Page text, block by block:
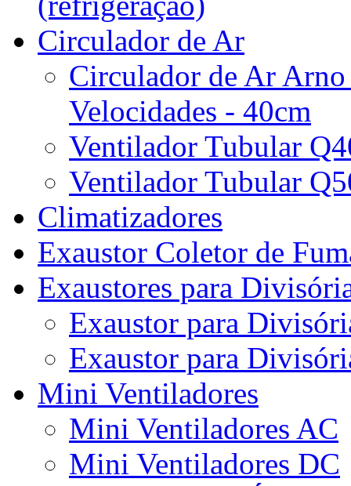
Circulador de Ar
Circulador de Ar
Velocidades - 40cm
Ventilador Tubular
Ventilador Tubular
Climatizadores
Exaustor Coletor de
Exaustores para
Exaustor para
Exaustor para
Mini Ventiladores
Mini Ventiladores AC
Mini Ventiladores DC